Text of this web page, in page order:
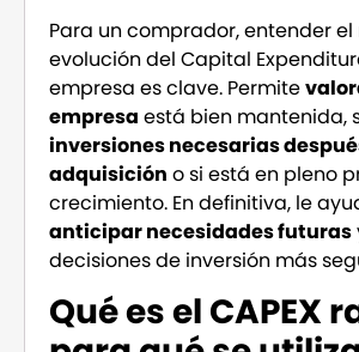
Para un comprador, entender el
evolución del Capital
empresa es clave. Permite
empresa está bien mantenida,
inversiones necesarias
adquisición o si está en pleno
crecimiento. En definitiva, le
anticipar necesidades futuras
decisiones de inversión más
Qué es el CAPEX